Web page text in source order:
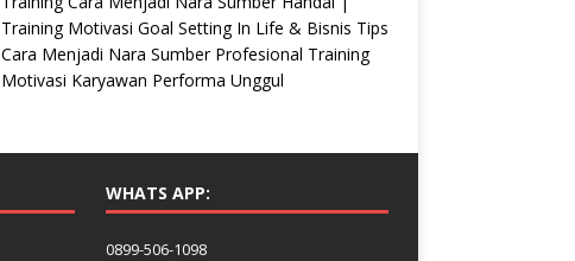
Training Motivasi Goal Setting In Life & Bisnis Tips
Cara Menjadi Nara Sumber Profesional Training
Motivasi Karyawan Performa Unggul
WHATS APP:
0899-506-1098